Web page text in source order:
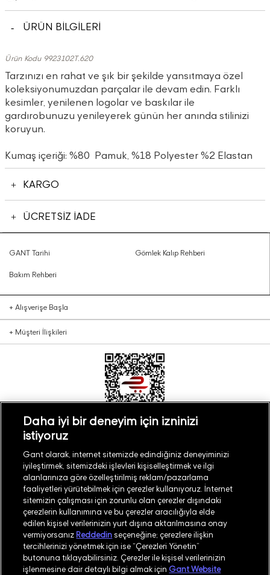
ÜRÜN BİLGİLERİ
Ürün Kodu 9923102T.620
Tarzınızı en rahat ve şık bir şekilde yansıtmaya özel
koleksiyonumuzdan parçalar ile devam edin. Farklı
kesimler, yenilenen logolar ve baskılar ile
gardırobunuzu yenileyerek günün her anında stilinizi
koruyun.
Kumaş içeriği: %80 Pamuk, %18 Polyester %2 Elastan
KARGO
ÜCRETSİZ İADE
GANT Tarihi Gömlek Kalıp Rehberi
Bakım Rehberi
+ Alışverişe Başla
+ Müşteri İlişkileri
Türkiye Mağaza Bul
©2026GANT
İşlem Rehberi Site Haritası
Güvenlik Politikası Kullanım Koşulları
Daha iyi bir deneyim için izninizi
istiyoruz
Gant olarak, internet sitemizde edindiğiniz deneyiminizi
iyileştirmek, sitemizdeki işlevleri kişiselleştirmek ve ilgi
alanlarınıza göre özelleştirilmiş reklam/pazarlama
faaliyetleri yürütebilmek için çerezler kullanıyoruz. İnternet
sitemizin çalışması için zorunlu olan çerezler dışındaki
çerezlerin kullanımına ve bu çerezler aracılığıyla elde
edilen kişisel verilerinizin yurt dışına aktarılmasına onay
vermiyorsanız Reddedin seçeneğine; çerezlere ilişkin
tercihlerinizi yönetmek için ise “Çerezleri Yönetin”
butonuna tıklayabilirsiniz. Çerezler ile kişisel verilerinizin
işlenmesine dair detaylı bilgi almak için Gant Website